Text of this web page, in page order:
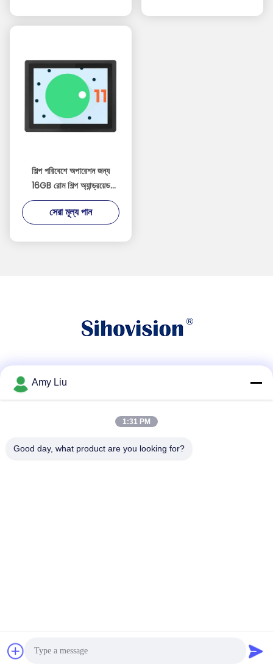
শিল্প পরিবেশে অপারেশন জন্য
16GB রোম শিল্প অ্যান্ড্রয়েড
প্যানেল পিসি
সেরা মূল্য পান
টেলিফোন
Shenzhen Shinho Electronic Technology Co., Limited . সমস্ত
Amy Liu
1:31 PM
Good day, what product are you looking for?